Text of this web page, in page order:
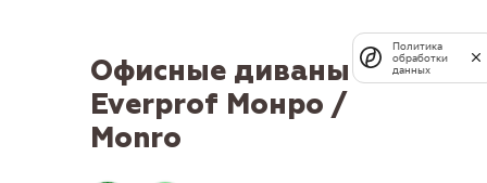
Офисные диваны
Everprof Монро /
Monro
Политика
обработки
данных